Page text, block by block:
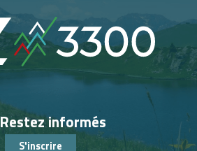
Restez informés
S'inscrire